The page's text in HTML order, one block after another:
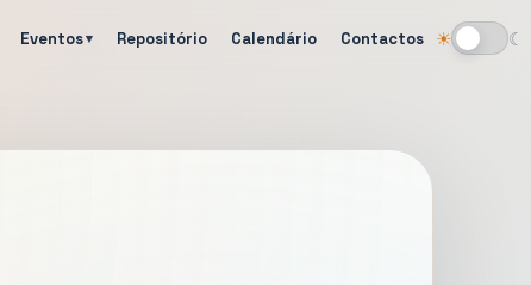
Eventos Repositório Calendário Contactos ☀ ☾
Alternar tema